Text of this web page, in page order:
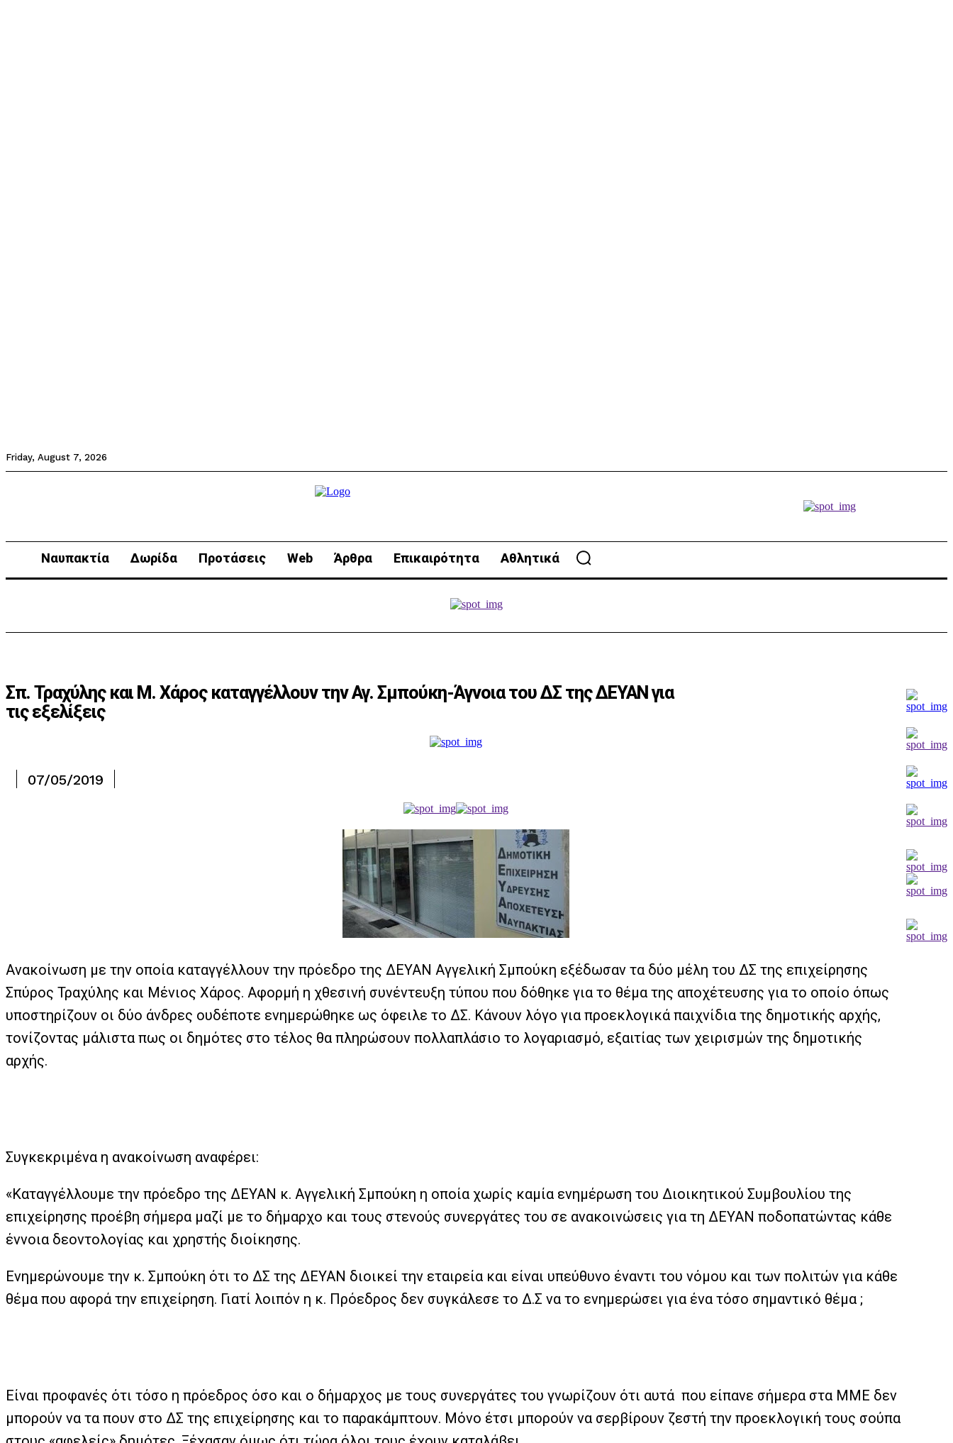
Friday, August 7, 2026
Ναυπακτία Δωρίδα Προτάσεις Web Άρθρα Επικαιρότητα Αθλητικά
Σπ. Τραχύλης και Μ. Χάρος καταγγέλλουν την Αγ. Σμπούκη-Άγνοια του ΔΣ της ΔΕΥΑΝ για
τις εξελίξεις
07/05/2019
Ανακοίνωση με την οποία καταγγέλλουν την πρόεδρο της ΔΕΥΑΝ Αγγελική Σμπούκη εξέδωσαν τα δύο μέλη του ΔΣ της επιχείρησης
Σπύρος Τραχύλης και Μένιος Χάρος. Αφορμή η χθεσινή συνέντευξη τύπου που δόθηκε για το θέμα της αποχέτευσης για το οποίο όπως
υποστηρίζουν οι δύο άνδρες ουδέποτε ενημερώθηκε ως όφειλε το ΔΣ. Κάνουν λόγο για προεκλογικά παιχνίδια της δημοτικής αρχής,
τονίζοντας μάλιστα πως οι δημότες στο τέλος θα πληρώσουν πολλαπλάσιο το λογαριασμό, εξαιτίας των χειρισμών της δημοτικής
αρχής.
Συγκεκριμένα η ανακοίνωση αναφέρει:
«Καταγγέλλουμε την πρόεδρο της ΔΕΥΑΝ κ. Αγγελική Σμπούκη η οποία χωρίς καμία ενημέρωση του Διοικητικού Συμβουλίου της
επιχείρησης προέβη σήμερα μαζί με το δήμαρχο και τους στενούς συνεργάτες του σε ανακοινώσεις για τη ΔΕΥΑΝ ποδοπατώντας κάθε
έννοια δεοντολογίας και χρηστής διοίκησης.
Ενημερώνουμε την κ. Σμπούκη ότι το ΔΣ της ΔΕΥΑΝ διοικεί την εταιρεία και είναι υπεύθυνο έναντι του νόμου και των πολιτών για κάθε
θέμα που αφορά την επιχείρηση. Γιατί λοιπόν η κ. Πρόεδρος δεν συγκάλεσε το Δ.Σ να το ενημερώσει για ένα τόσο σημαντικό θέμα ;
Είναι προφανές ότι τόσο η πρόεδρος όσο και ο δήμαρχος με τους συνεργάτες του γνωρίζουν ότι αυτά που είπανε σήμερα στα ΜΜΕ δεν
μπορούν να τα πουν στο ΔΣ της επιχείρησης και το παρακάμπτουν. Μόνο έτσι μπορούν να σερβίρουν ζεστή την προεκλογική τους σούπα